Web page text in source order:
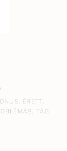
, ÉRETT,
, TÁG